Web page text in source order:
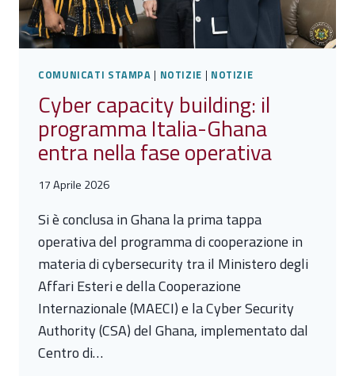
COMUNICATI STAMPA | NOTIZIE | NOTIZIE
Cyber capacity building: il
programma Italia-Ghana
entra nella fase operativa
17 Aprile 2026
Si è conclusa in Ghana la prima tappa
operativa del programma di cooperazione in
materia di cybersecurity tra il Ministero degli
Affari Esteri e della Cooperazione
Internazionale (MAECI) e la Cyber Security
Authority (CSA) del Ghana, implementato dal
Centro di…